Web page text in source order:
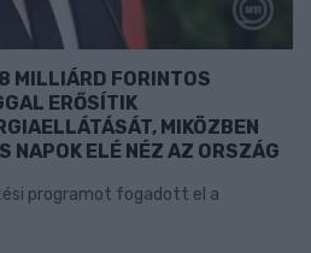
MILLIÁRD FORINTOS
ERŐSÍTIK
MIKÖZBEN
NAPOK ELÉ NÉZ AZ ORSZÁG
programot fogadott el a